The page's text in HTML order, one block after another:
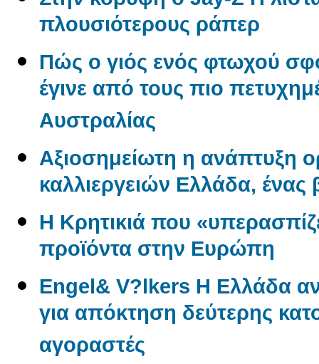
πλουσιότερους ράπερ
Πώς ο γιός ενός φτωχού
έγινε από τους πιο
Αυστραλίας
Αξιοσημείωτη η ανάπτυξη
καλλιεργειών Ελλάδα, ένας
Η Κρητικιά που
προϊόντα στην Ευρώπη
Engel& V?lkers Η Ελλάδα
για απόκτηση δεύτερης
αγοραστές